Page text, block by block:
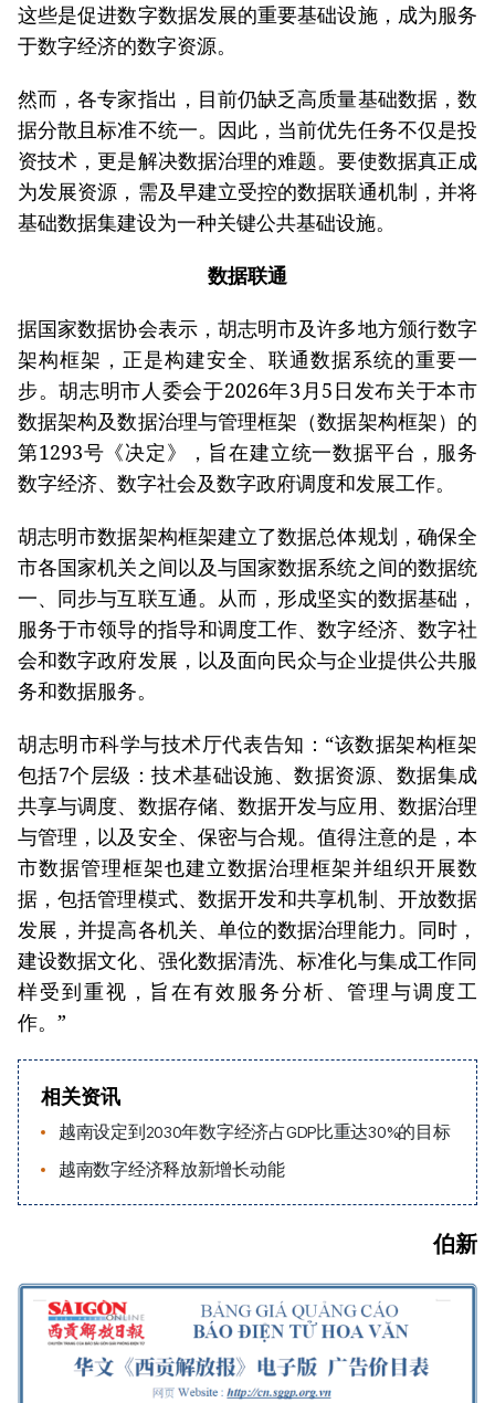
这些是促进数字数据发展的重要基础设施，成为服务
于数字经济的数字资源。
然而，各专家指出，目前仍缺乏高质量基础数据，数
据分散且标准不统一。因此，当前优先任务不仅是投
资技术，更是解决数据治理的难题。要使数据真正成
为发展资源，需及早建立受控的数据联通机制，并将
基础数据集建设为一种关键公共基础设施。
数据联通
据国家数据协会表示，胡志明市及许多地方颁行数字
架构框架，正是构建安全、联通数据系统的重要一
步。胡志明市人委会于2026年3月5日发布关于本市
数据架构及数据治理与管理框架（数据架构框架）的
第1293号《决定》，旨在建立统一数据平台，服务
数字经济、数字社会及数字政府调度和发展工作。
胡志明市数据架构框架建立了数据总体规划，确保全
市各国家机关之间以及与国家数据系统之间的数据统
一、同步与互联互通。从而，形成坚实的数据基础，
服务于市领导的指导和调度工作、数字经济、数字社
会和数字政府发展，以及面向民众与企业提供公共服
务和数据服务。
胡志明市科学与技术厅代表告知：“该数据架构框架
包括7个层级：技术基础设施、数据资源、数据集成
共享与调度、数据存储、数据开发与应用、数据治理
与管理，以及安全、保密与合规。值得注意的是，本
市数据管理框架也建立数据治理框架并组织开展数
据，包括管理模式、数据开发和共享机制、开放数据
发展，并提高各机关、单位的数据治理能力。同时，
建设数据文化、强化数据清洗、标准化与集成工作同
样受到重视，旨在有效服务分析、管理与调度工
作。”
相关资讯
越南设定到2030年数字经济占GDP比重达30%的目标
越南数字经济释放新增长动能
伯新